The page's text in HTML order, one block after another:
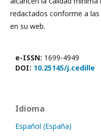
redactados conforme a
en su web.
e-ISSN: 1699-4949
DOI: 10.25145/j.cedille
Idioma
Español (España)